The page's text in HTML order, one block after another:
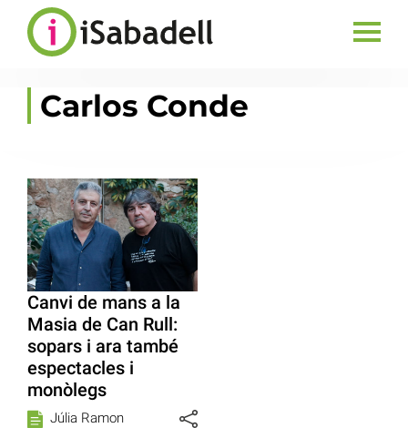
Carlos Conde
Canvi de mans a la
Masia de Can Rull:
sopars i ara també
espectacles i
monòlegs
Júlia Ramon